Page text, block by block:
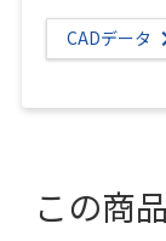
CADデータ
この商